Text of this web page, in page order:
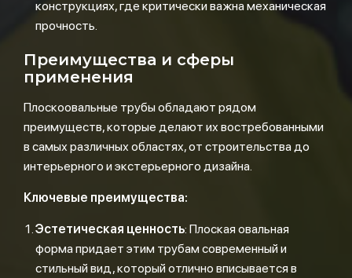
конструкциях, где критически важна механическая
прочность.
Преимущества и сферы
применения
Плоскоовальные трубы обладают рядом
преимуществ, которые делают их востребованными
в самых различных областях, от строительства до
интерьерного и экстерьерного дизайна.
Ключевые преимущества:
Эстетическая ценность: Плоская овальная
форма придает этим трубам современный и
стильный вид, который отлично вписывается в